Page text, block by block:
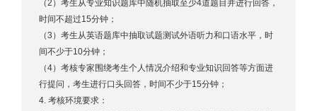
（2）考生从专业知识题库中随机抽取至少4道题目并进行回答，
时间不超过15分钟；
（3）考生从英语题库中抽取试题测试外语听力和口语水平，时
间不少于10分钟；
（4）考核专家围绕考生个人情况介绍和专业知识回答等方面进
行提问，考生进行口头回答，时间不少于15分钟；
4. 考核环境要求：